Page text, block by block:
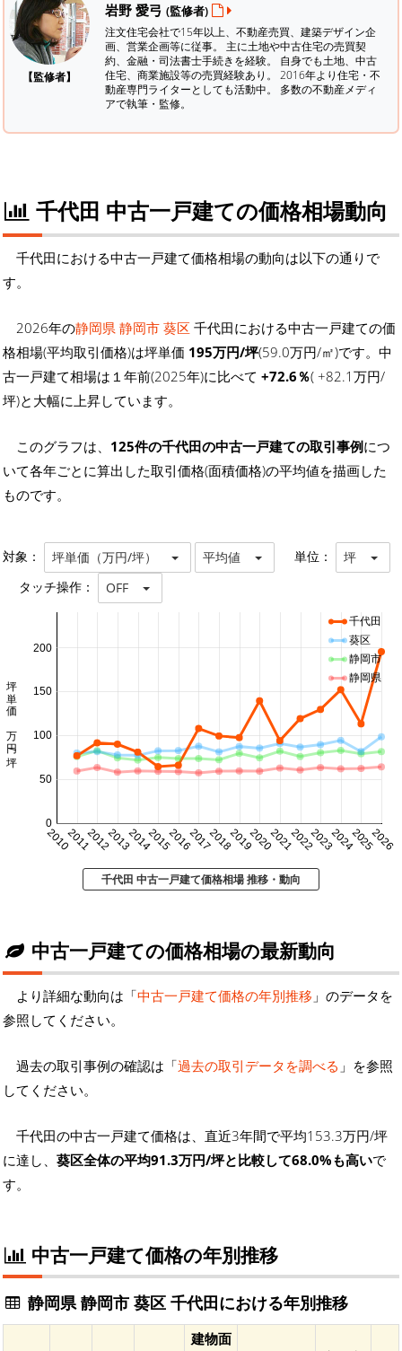
【監修者】
岩野 愛弓 (監修者)
注文住宅会社で15年以上、不動産売買、建築デザイン企
画、営業企画等に従事。 主に土地や中古住宅の売買契
約、金融・司法書士手続きを経験。 自身でも土地、中古
住宅、商業施設等の売買経験あり。 2016年より住宅・不
動産専門ライターとしても活動中。 多数の不動産メディ
アで執筆・監修。
千代田 中古一戸建ての価格相場動向
千代田における中古一戸建て価格相場の動向は以下の通りで
す。
2026年の静岡県 静岡市 葵区 千代田における中古一戸建ての価
格相場(平均取引価格)は坪単価 195万円/坪(59.0万円/㎡)です。中
古一戸建て相場は１年前(2025年)に比べて +72.6％( +82.1万円/
坪)と大幅に上昇しています。
このグラフは、 125件の千代田の中古一戸建ての取引事例につ
いて各年ごとに算出した取引価格(面積価格)の平均値を描画した
ものです。
対象： 坪単価（万円/坪） 平均値 単位： 坪
タッチ操作： OFF
20102011201220132014201520162017201820192020202120222023202420252026
0
50
100
150
200
坪単価 万円/坪
千代田
葵区
静岡市
静岡県
千代田 中古一戸建て価格相場 推移・動向
中古一戸建ての価格相場の最新動向
より詳細な動向は「中古一戸建て価格の年別推移 」のデータを
参照してください。
過去の取引事例の確認は「過去の取引データを調べる 」を参照
してください。
千代田の中古一戸建て価格は、直近3年間で平均153.3万円/坪
に達し、 葵区全体の平均91.3万円/坪と比較して68.0%も高いで
す。
中古一戸建て価格の年別推移
静岡県 静岡市 葵区 千代田における年別推移
建物面